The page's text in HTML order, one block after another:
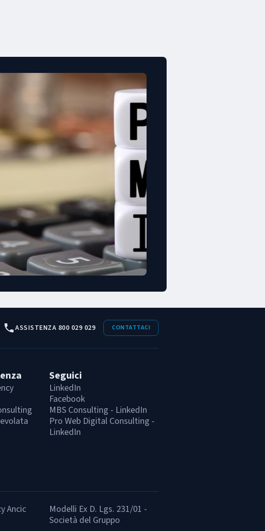
ASSISTENZA 800 029 029 CONTATTACI
Seguici
LinkedIn
Facebook
MBS Consulting - LinkedIn
Pro Web Digital Consulting -
LinkedIn
Ancic
Modelli Ex D. Lgs. 231/01 -
Società del Gruppo